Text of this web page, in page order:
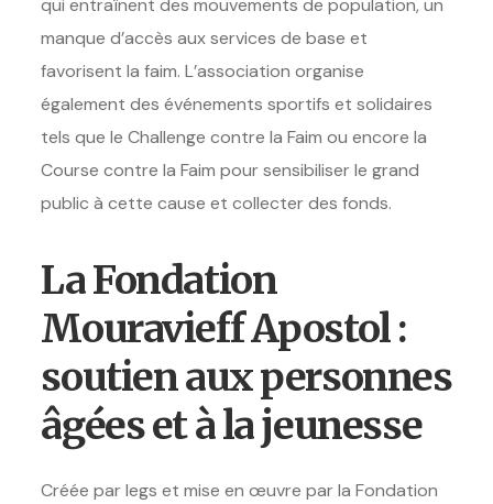
qui entraînent des mouvements de population, un
manque d’accès aux services de base et
favorisent la faim. L’association organise
également des événements sportifs et solidaires
tels que le Challenge contre la Faim ou encore la
Course contre la Faim pour sensibiliser le grand
public à cette cause et collecter des fonds.
La Fondation
Mouravieff Apostol :
soutien aux personnes
âgées et à la jeunesse
Créée par legs et mise en œuvre par la Fondation